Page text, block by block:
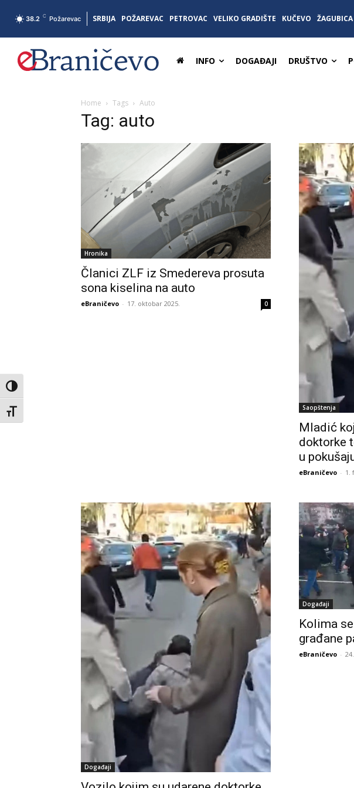
Toggle High Contrast
Toggle Font size
38.2 C Požarevac SRBIJA POŽAREVAC PETROVAC VELIKO GRADIŠTE KUČEVO ŽAGUBICA
INFO DOGAĐAJI DRUŠTVO
Home Tags Auto
Tag: auto
Hronika
Članici ZLF iz Smedereva prosuta
sona kiselina na auto
eBraničevo - 17. oktobar 2025. 0
Saopštenja
Mladić
doktorke
u
eBraničevo - 1.
Događaji
Događaji
Kolima
građane
eBraničevo -